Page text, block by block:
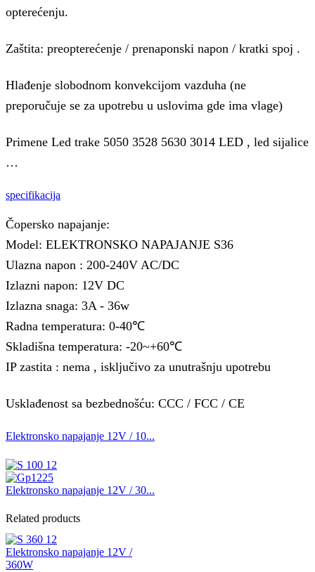
opterećenju.
Zaštita: preopterećenje / prenaponski napon / kratki spoj .
Hlađenje slobodnom konvekcijom vazduha (ne
preporučuje se za upotrebu u uslovima gde ima vlage)
Primene Led trake 5050 3528 5630 3014 LED , led sijalice
…
specifikacija
Čopersko napajanje:
Model: ELEKTRONSKO NAPAJANJE S36
Ulazna napon : 200-240V AC/DC
Izlazni napon: 12V DC
Izlazna snaga: 3A - 36w
Radna temperatura: 0-40℃
Skladišna temperatura: -20~+60℃
IP zastita : nema , isključivo za unutrašnju upotrebu
Usklađenost sa bezbednošću: CCC / FCC / CE
Elektronsko napajanje 12V / 10...
Elektronsko napajanje 12V / 30...
Related products
Elektronsko napajanje 12V /
360W